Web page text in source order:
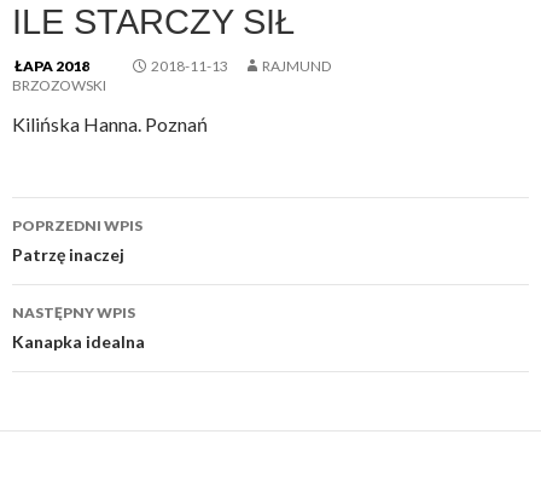
ILE STARCZY SIŁ
ŁAPA 2018 2018-11-13
RAJMUND
BRZOZOWSKI
Kilińska Hanna. Poznań
Nawigacja
wpisu
POPRZEDNI WPIS
Patrzę inaczej
NASTĘPNY WPIS
Kanapka idealna